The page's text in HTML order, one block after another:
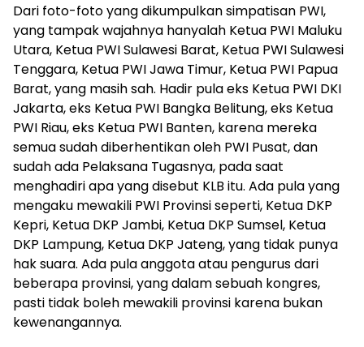
Dari foto-foto yang dikumpulkan simpatisan PWI,
yang tampak wajahnya hanyalah Ketua PWI Maluku
Utara, Ketua PWI Sulawesi Barat, Ketua PWI Sulawesi
Tenggara, Ketua PWI Jawa Timur, Ketua PWI Papua
Barat, yang masih sah. Hadir pula eks Ketua PWI DKI
Jakarta, eks Ketua PWI Bangka Belitung, eks Ketua
PWI Riau, eks Ketua PWI Banten, karena mereka
semua sudah diberhentikan oleh PWI Pusat, dan
sudah ada Pelaksana Tugasnya, pada saat
menghadiri apa yang disebut KLB itu. Ada pula yang
mengaku mewakili PWI Provinsi seperti, Ketua DKP
Kepri, Ketua DKP Jambi, Ketua DKP Sumsel, Ketua
DKP Lampung, Ketua DKP Jateng, yang tidak punya
hak suara. Ada pula anggota atau pengurus dari
beberapa provinsi, yang dalam sebuah kongres,
pasti tidak boleh mewakili provinsi karena bukan
kewenangannya.